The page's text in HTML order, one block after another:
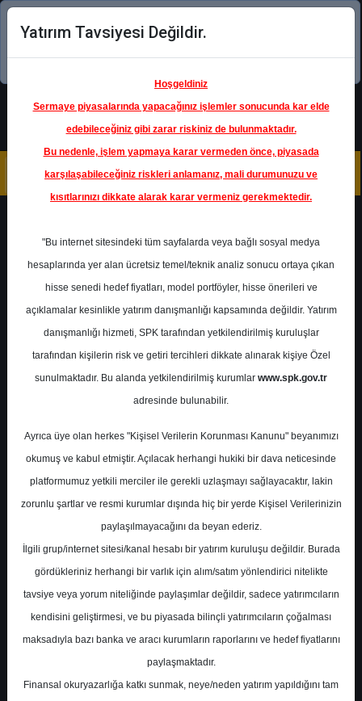
Şimdi uygulamayı indirin!
CCOLA- COCA-COLA İÇECEK
A.Ş.
Hedef Fiyat 90.00 ₺
Getiri
%0.00
0 2
En Yüksek Tahmin
Ortalama Fiyat Tahmini
Ortalama Getiri Potansiyeli
Yatırım Tavsiyesi Değildir.
Hoşgeldiniz
Sermaye piyasalarında yapacağınız işlemler sonucunda kar elde
edebileceğiniz gibi zarar riskiniz de bulunmaktadır.
Bu nedenle, işlem yapmaya karar vermeden önce, piyasada
karşılaşabileceğiniz riskleri anlamanız, mali durumunuzu ve
kısıtlarınızı dikkate alarak karar vermeniz gerekmektedir.
"Bu internet sitesindeki tüm sayfalarda veya bağlı sosyal medya
hesaplarında yer alan ücretsiz temel/teknik analiz sonucu ortaya çıkan
hisse senedi hedef fiyatları, model portföyler, hisse önerileri ve
açıklamalar kesinlikle yatırım danışmanlığı kapsamında değildir. Yatırım
danışmanlığı hizmeti, SPK tarafından yetkilendirilmiş kuruluşlar
tarafından kişilerin risk ve getiri tercihleri dikkate alınarak kişiye Özel
sunulmaktadır. Bu alanda yetkilendirilmiş kurumlar www.spk.gov.tr
adresinde bulunabilir.
Ayrıca üye olan herkes "Kişisel Verilerin Korunması Kanunu" beyanımızı
okumuş ve kabul etmiştir. Açılacak herhangi hukiki bir dava neticesinde
platformumuz yetkili merciler ile gerekli uzlaşmayı sağlayacaktır, lakin
zorunlu şartlar ve resmi kurumlar dışında hiç bir yerde Kişisel Verilerinizin
paylaşılmayacağını da beyan ederiz.
İlgili grup/internet sitesi/kanal hesabı bir yatırım kuruluşu değildir. Burada
gördükleriniz herhangi bir varlık için alım/satım yönlendirici nitelikte
tavsiye veya yorum niteliğinde paylaşımlar değildir, sadece yatırımcıların
kendisini geliştirmesi, ve bu piyasada bilinçli yatırımcıların çoğalması
maksadıyla bazı banka ve aracı kurumların raporlarını ve hedef fiyatlarını
paylaşmaktadır.
Finansal okuryazarlığa katkı sunmak, neye/neden yatırım yapıldığını tam